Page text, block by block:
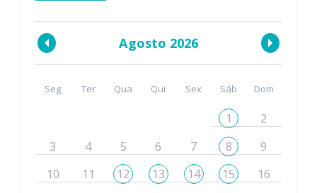
Agosto 2026
Seg Ter Qua Qui Sex Sáb Dom
1
2
3
4 5 6 7 8
9
10
11 12 13 14 15
16